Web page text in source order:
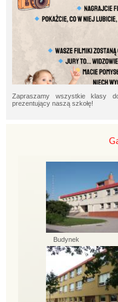
Zapraszamy wszystkie klasy
prezentujący naszą szkołę!
Budynek